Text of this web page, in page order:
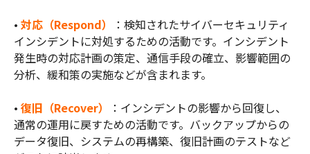
• 対応（Respond）
：検知されたサイバーセキュリティ
インシデントに対処するための活動です。インシデント
発生時の対応計画の策定、通信手段の確立、影響範囲の
分析、緩和策の実施などが含まれます。
• 復旧（Recover）
：インシデントの影響から回復し、
通常の運用に戻すための活動です。バックアップからの
データ復旧、システムの再構築、復旧計画のテストなど